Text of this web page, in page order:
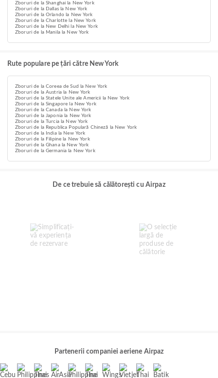
Zboruri de la Shanghai la New York
Zboruri de la Dallas la New York
Zboruri de la Orlando la New York
Zboruri de la Charlotte la New York
Zboruri de la New Delhi la New York
Zboruri de la Manila la New York
Rute populare pe țări către New York
Zboruri de la Coreea de Sud la New York
Zboruri de la Austria la New York
Zboruri de la Statele Unite ale Americii la New York
Zboruri de la Singapore la New York
Zboruri de la Canada la New York
Zboruri de la Japonia la New York
Zboruri de la Turcia la New York
Zboruri de la Republica Populară Chineză la New York
Zboruri de la India la New York
Zboruri de la Filipine la New York
Zboruri de la Ghana la New York
Zboruri de la Germania la New York
De ce trebuie să călătorești cu Airpaz
Partenerii companiei aeriene Airpaz